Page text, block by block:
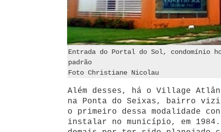
Entrada do Portal do Sol, condomínio
padrão
Foto Christiane Nicolau
Além desses, há o Village
na Ponta do Seixas, bairro
o primeiro dessa modalidade
instalar no município, em